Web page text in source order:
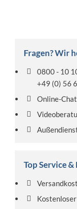
Fragen? Wir
0800 - 10
+49 (0) 56
Online-Chat
Top Service